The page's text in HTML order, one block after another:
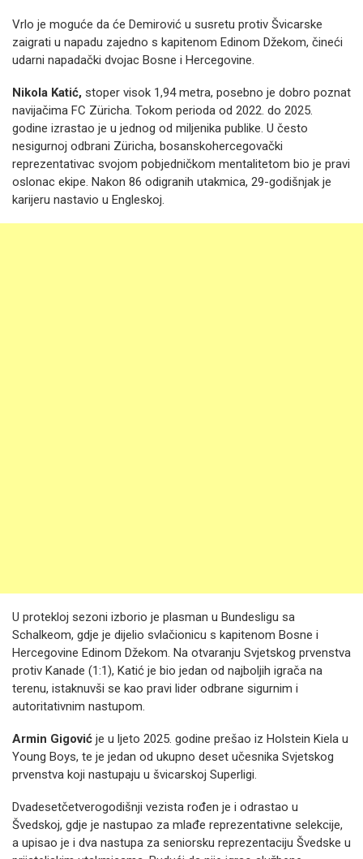
Vrlo je moguće da će Demirović u susretu protiv Švicarske
zaigrati u napadu zajedno s kapitenom Edinom Džekom, čineći
udarni napadački dvojac Bosne i Hercegovine.
Nikola Katić, stoper visok 1,94 metra, posebno je dobro poznat
navijačima FC Züricha. Tokom perioda od 2022. do 2025.
godine izrastao je u jednog od miljenika publike. U često
nesigurnoj odbrani Züricha, bosanskohercegovački
reprezentativac svojom pobjedničkom mentalitetom bio je pravi
oslonac ekipe. Nakon 86 odigranih utakmica, 29-godišnjak je
karijeru nastavio u Engleskoj.
U protekloj sezoni izborio je plasman u Bundesligu sa
Schalkeom, gdje je dijelio svlačionicu s kapitenom Bosne i
Hercegovine Edinom Džekom. Na otvaranju Svjetskog prvenstva
protiv Kanade (1:1), Katić je bio jedan od najboljih igrača na
terenu, istaknuvši se kao pravi lider odbrane sigurnim i
autoritativnim nastupom.
Armin Gigović je u ljeto 2025. godine prešao iz Holstein Kiela u
Young Boys, te je jedan od ukupno deset učesnika Svjetskog
prvenstva koji nastupaju u švicarskoj Superligi.
Dvadesetčetverogodišnji vezista rođen je i odrastao u
Švedskoj, gdje je nastupao za mlađe reprezentativne selekcije,
a upisao je i dva nastupa za seniorsku reprezentaciju Švedske u